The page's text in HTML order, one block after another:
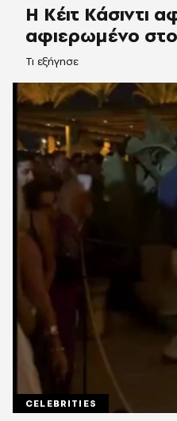
Η Κέιτ Κάσιντι
αφιερωμένο
Τι εξήγησε
CELEBRITIES